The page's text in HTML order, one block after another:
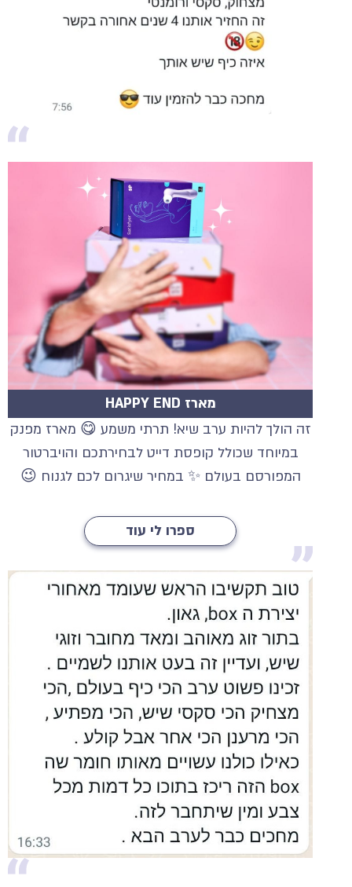
מארז HAPPY END
זה הולך להיות ערב שיא! תרתי משמע 😋 מארז מפנק
במיוחד שכולל קופסת דייט לבחירתכם והויברטור
המפורסם בעולם ✨ במחיר שיגרום לכם לגנוח 😉
ספרו לי עוד